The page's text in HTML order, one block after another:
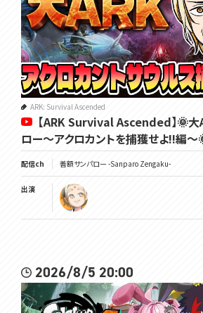
ARK: Survival Ascended
【ARK Survival Ascended】🌞
ロー～アクロカントを捕獲せよ!!編～
配信ch 善額サンパロー -Sanparo Zengaku-
出演
2026/8/5 20:00